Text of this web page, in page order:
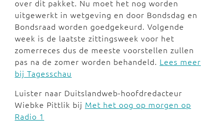
over dit pakket. Nu moet het nog worden
uitgewerkt in wetgeving en door Bondsdag en
Bondsraad worden goedgekeurd. Volgende
week is de laatste zittingsweek voor het
zomerreces dus de meeste voorstellen zullen
pas na de zomer worden behandeld. Lees meer
bij Tagesschau
Luister naar Duitslandweb-hoofdredacteur
Wiebke Pittlik bij Met het oog op morgen op
Radio 1